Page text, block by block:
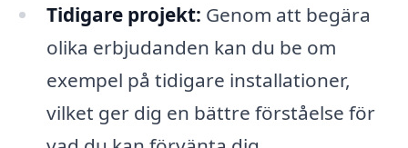
Tidigare projekt: Genom att begära
olika erbjudanden kan du be om
exempel på tidigare installationer,
vilket ger dig en bättre förståelse för